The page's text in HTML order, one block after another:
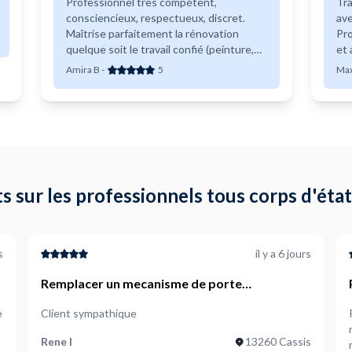
consciencieux, respectueux, discret.
Maîtrise parfaitement la rénovation
quelque soit le travail confié (peinture,
plafond, électricité...) De plus, il est à
Amira B - 5
et
sur les professionnels tous corps
il y a 6 jours
Remplacer un mecanisme de porte
Client sympathique
Rene I 13260 Cassis